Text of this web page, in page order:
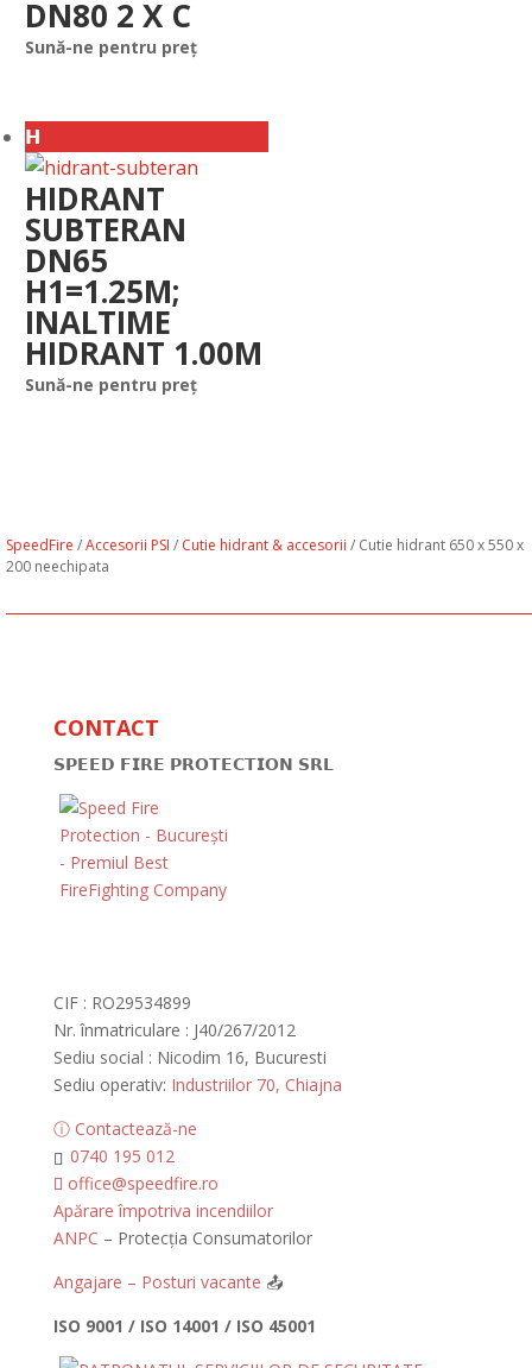
DN80 2 X C
Sună-ne pentru preț
𝗛
HIDRANT
SUBTERAN
DN65
H1=1.25M;
INALTIME
HIDRANT 1.00M
Sună-ne pentru preț
SpeedFire /Accesorii PSI / Cutie hidrant & accesorii / Cutie hidrant 650 x 550 x
200 neechipata
CONTACT
𝗦𝗣𝗘𝗘𝗗 𝗙𝗜𝗥𝗘 𝗣𝗥𝗢𝗧𝗘𝗖𝗧𝗜𝗢𝗡 𝗦𝗥𝗟
CIF : RO29534899
Nr. înmatriculare : J40/267/2012
Sediu social : Nicodim 16, Bucuresti
Sediu operativ: Industriilor 70, Chiajna
ⓘ Contactează-ne
0740 195 012
office@speedfire.ro
Apărare împotriva incendiilor
ANPC – Protecția Consumatorilor
Angajare – Posturi vacante 📤
ISO 9001 / ISO 14001 / ISO 45001